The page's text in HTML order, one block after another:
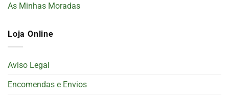
As Minhas Moradas
Loja Online
Aviso Legal
Encomendas e Envios